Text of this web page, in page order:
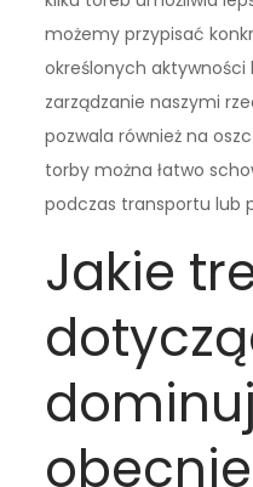
możemy przypisać
określonych aktywności
zarządzanie naszymi
pozwala również na
torby można łatwo
podczas transportu lub
Jakie